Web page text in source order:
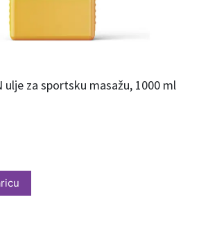
ulje za sportsku masažu, 1000 ml